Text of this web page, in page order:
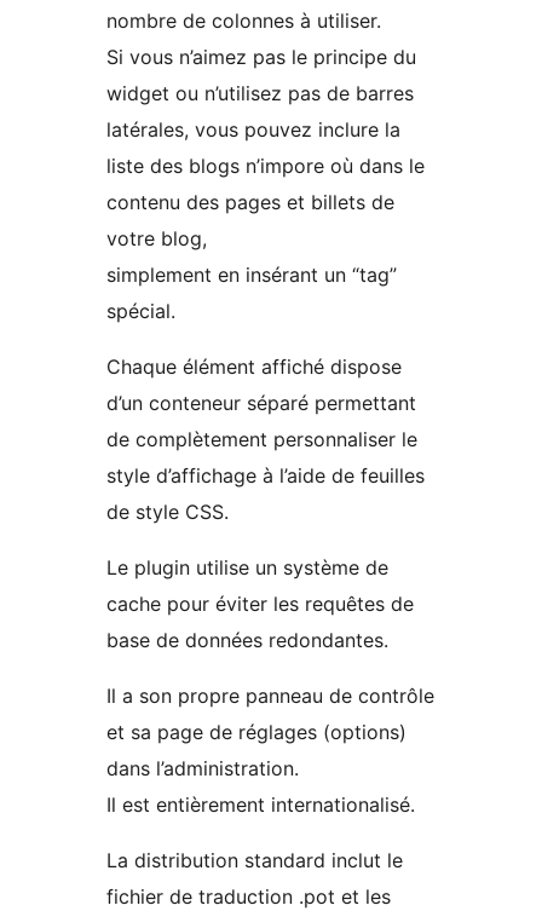
nombre de colonnes à utiliser.
Si vous n’aimez pas le principe du
widget ou n’utilisez pas de barres
latérales, vous pouvez inclure la
liste des blogs n’impore où dans le
contenu des pages et billets de
votre blog,
simplement en insérant un “tag”
spécial.
Chaque élément affiché dispose
d’un conteneur séparé permettant
de complètement personnaliser le
style d’affichage à l’aide de feuilles
de style CSS.
Le plugin utilise un système de
cache pour éviter les requêtes de
base de données redondantes.
Il a son propre panneau de contrôle
et sa page de réglages (options)
dans l’administration.
Il est entièrement internationalisé.
La distribution standard inclut le
fichier de traduction .pot et les